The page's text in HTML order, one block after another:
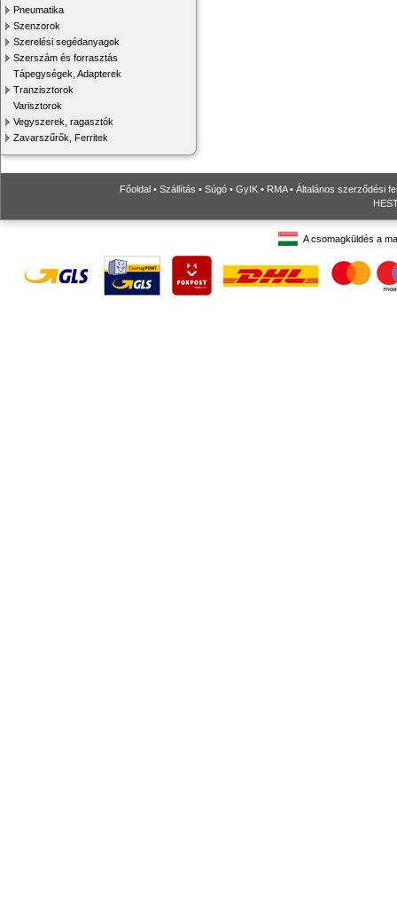
Pneumatika
Szenzorok
Szerelési segédanyagok
Szerszám és forrasztás
Tápegységek, Adapterek
Tranzisztorok
Varisztorok
Vegyszerek, ragasztók
Zavarszűrők, Ferritek
Főoldal • Szállítás • Súgó • GyIK • RMA• Általános szerződési
A csomagküldés a